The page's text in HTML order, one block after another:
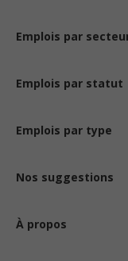
Emplois par
Emplois par statut
Emplois par type
Nos suggestions
À propos